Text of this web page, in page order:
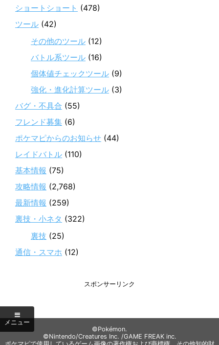
ショートショート (478)
ツール (42)
その他のツール (12)
バトル系ツール (16)
個体値チェックツール (9)
強化・進化計算ツール (3)
バグ・不具合 (55)
フレンド募集 (6)
ポケマピからのお知らせ (44)
レイドバトル (110)
基本情報 (75)
攻略情報 (2,768)
最新情報 (259)
裏技・小ネタ (322)
裏技 (25)
通信・スマホ (12)
スポンサーリンク
©Pokémon.
©Nintendo/Creatures Inc. /GAME FREAK inc.